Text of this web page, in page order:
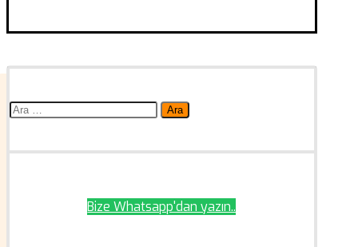
Arama:
Bize Whatsapp'dan yazın..